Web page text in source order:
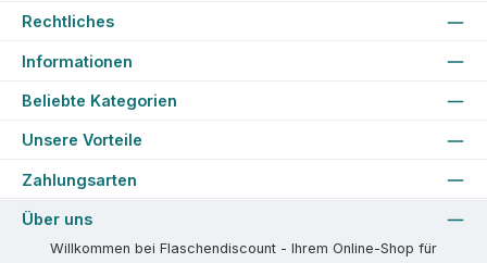
Rechtliches
Informationen
Beliebte Kategorien
Unsere Vorteile
Zahlungsarten
Über uns
Willkommen bei Flaschendiscount - Ihrem Online-Shop für